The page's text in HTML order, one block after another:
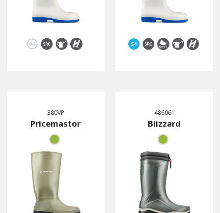
380VP
Pricemastor
486061
Blizzard